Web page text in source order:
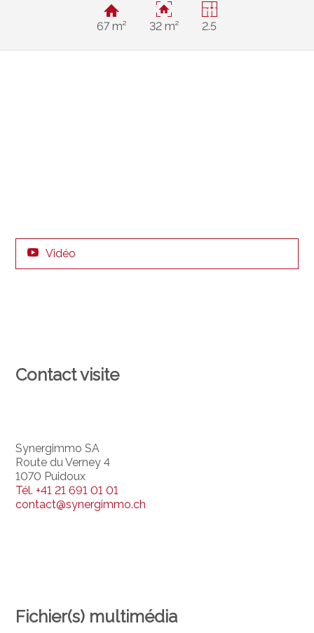
67 m² 32 m² 2.5
Vidéo
Contact visite
Synergimmo SA
Route du Verney 4
1070 Puidoux
Tél.+41 21 691 01 01
contact@synergimmo.ch
Fichier(s) multimédia